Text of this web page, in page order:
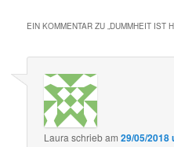
EIN KOMMENTAR ZU „ DUMMHEIT IST
Laura schriebam29/05/2018